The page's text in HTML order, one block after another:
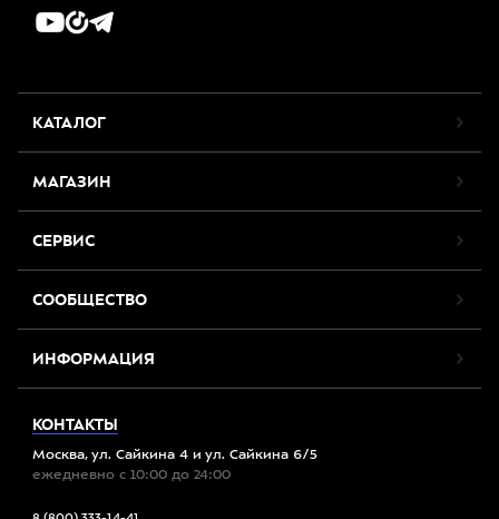
КАТАЛОГ
МАГАЗИН
СЕРВИС
СООБЩЕСТВО
ИНФОРМАЦИЯ
КОНТАКТЫ
Москва, ул. Сайкина 4 и ул. Сайкина 6/5
ежедневно с 10:00 до 24:00